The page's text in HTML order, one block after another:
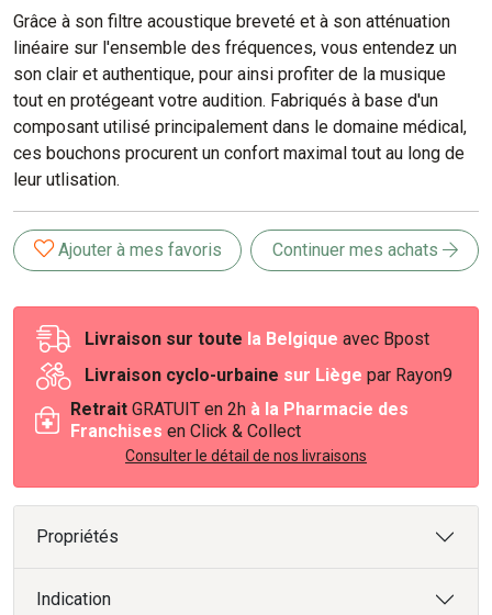
Grâce à son filtre acoustique breveté et à son atténuation
linéaire sur l'ensemble des fréquences, vous entendez un
son clair et authentique, pour ainsi profiter de la musique
tout en protégeant votre audition. Fabriqués à base d'un
composant utilisé principalement dans le domaine médical,
ces bouchons procurent un confort maximal tout au long de
leur utlisation.
Ajouter à mes favoris Continuer mes achats
Livraison sur toute la Belgique avec Bpost
Livraison cyclo-urbaine sur Liège par Rayon9
Retrait GRATUIT en 2h à la Pharmacie des
Franchises en Click & Collect
Consulter le détail de nos livraisons
Propriétés
Indication